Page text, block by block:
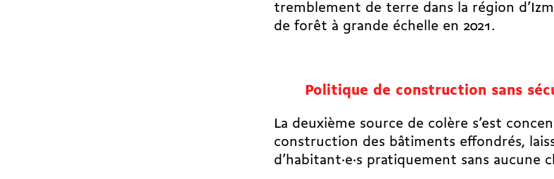
tremblement de terre dans la région
de forêt à grande échelle en 2021.
Politique de construction sans
La deuxième source de colère s’est
construction des bâtiments effondrés,
d’habitant·e·s pratiquement sans aucune